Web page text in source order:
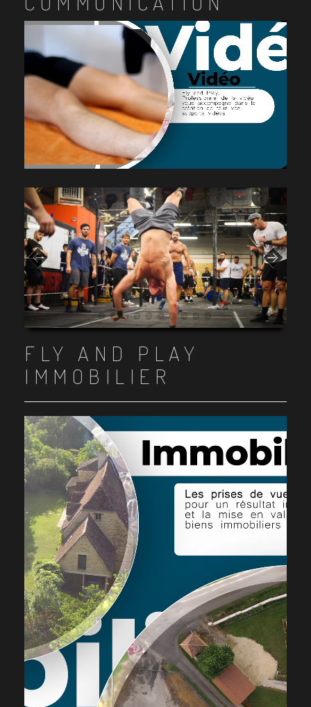
Item 1
Item 2
Item 3
Item 4
Item 5
Item 6
Item 7
Item 8
Item 9
Item 10
FLY AND PLAY
IMMOBILIER